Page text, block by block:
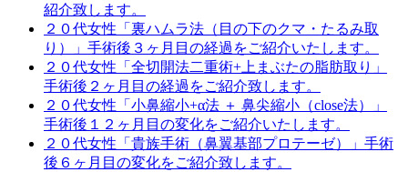
紹介致します。
２０代女性「裏ハムラ法（目の下のクマ・たるみ取
り）」手術後３ヶ月目の経過をご紹介いたします。
２０代女性「全切開法二重術+上まぶたの脂肪取り」
手術後２ヶ月目の経過をご紹介致します。
２０代女性「小鼻縮小+α法 ＋ 鼻尖縮小（close法）」
手術後１２ヶ月目の変化をご紹介いたします。
２０代女性「貴族手術（鼻翼基部プロテーゼ）」手術
後６ヶ月目の変化をご紹介致します。